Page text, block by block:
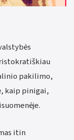
pakilimo,
kaip pinigai,
itin